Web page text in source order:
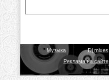
Музыка Dj mixes
Реклама на сайте